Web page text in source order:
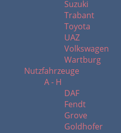
Suzuki
Trabant
Toyota
UAZ
Volkswagen
Wartburg
Nutzfahrzeuge
A - H
DAF
Fendt
Grove
Goldhofer